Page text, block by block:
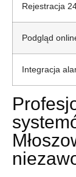
Rejestracja
Podgląd
Integracja